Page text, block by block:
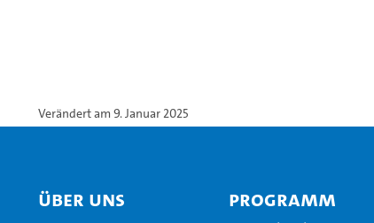
Verändert am 9. Januar 2025
Über uns Programm